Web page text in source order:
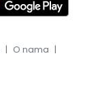
| O nama |